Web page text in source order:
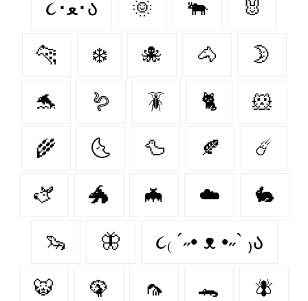
૮･ﻌ･ა 🌞 🐃 🐰
🐆 ❄️ 🐙 🐴 🌛
🐬 🪱 🪳 🐈 🐹
🌾 🌜 🦆 🍂 ☄️
🫏 🐲 🦇 ☁️ 🐇
🦦 🦋 ૮₍ ´˶• ᴥ •˶` ₎ა
🐯 🦚 🦟 🐊 🪰